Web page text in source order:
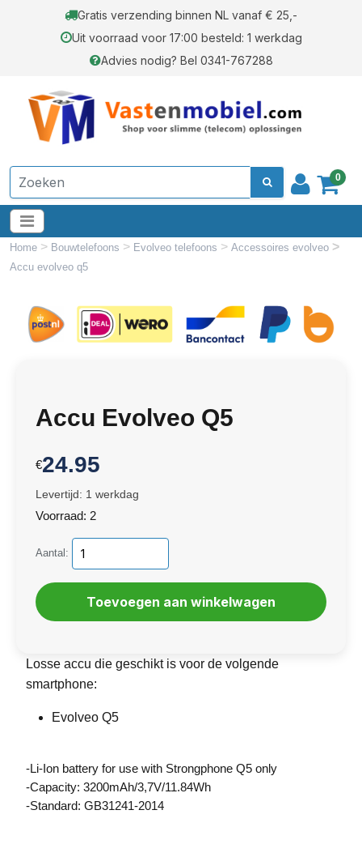
Gratis verzending binnen NL vanaf € 25,-
Uit voorraad voor 17:00 besteld: 1 werkdag
Advies nodig? Bel 0341-767288
0
Home > Bouwtelefoons > Evolveo telefoons > Accessoires evolveo >
Accu evolveo q5
Accu Evolveo Q5
€24.95
Levertijd: 1 werkdag
Voorraad: 2
Aantal:
Losse accu die geschikt is voor de volgende
smartphone:
Evolveo Q5
-Li-Ion battery for use with Strongphone Q5 only
-Capacity: 3200mAh/3,7V/11.84Wh
-Standard: GB31241-2014